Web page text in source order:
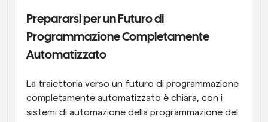
Prepararsi per un Futuro di
Programmazione Completamente
Automatizzato
La traiettoria verso un futuro di programmazione
completamente automatizzato è chiara, con i
sistemi di automazione della programmazione del